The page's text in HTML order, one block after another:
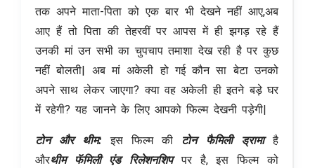
तक अपने माता-पिता को एक बार भी देखने नहीं आए,अब
आए हैं तो पिता की तेहरवीं पर आपस में ही झगड़ रहे हैं
उनकी मां उन सभी का चुपचाप तमाशा देख रही है पर कुछ
नहीं बोलती| अब मां अकेली हो गई कौन सा बेटा उनको
अपने साथ लेकर जाएगा? क्या वह अकेली ही इतने बड़े घर
में रहेगी? यह जानने के लिए आपको फिल्म देखनी पड़ेगी|
टोन और थीम:इस फिल्म की टोन फैमिली ड्रामाहै
औरथीम फॅमिली एंड रिलेशनशिपपर है, इस फिल्म को